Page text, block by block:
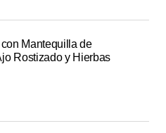
Mantequilla de
Rostizado y Hierbas